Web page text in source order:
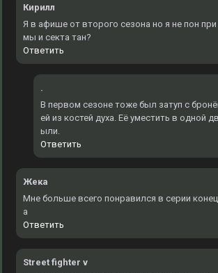
Кирилл
Я в афише от второго сезона но я не пон при
мы и секта тан?
Ответить
.
В первом сезоне тоже был затуп с
ей из костей духа. Еë уместить в одной
ыли.
Ответить
Жека
Мне больше всего понравился в серии конец
а
Ответить
Street fighter v